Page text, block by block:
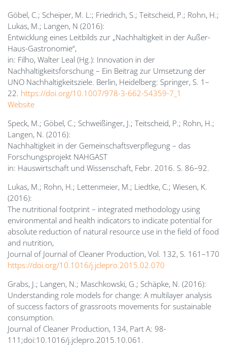
Göbel, C.; Scheiper, M. L:; Friedrich, S.; Teitscheid, P.; Rohn, H.;
Lukas, M.; Langen, N (2016):
Entwicklung eines Leitbilds zur „Nachhaltigkeit in der Außer-
Haus-Gastronomie“,
in: Filho, Walter Leal (Hg.): Innovation in der
Nachhaltigkeitsforschung – Ein Beitrag zur Umsetzung der
UNO Nachhaltigkeitsziele. Berlin, Heidelberg: Springer, S. 1–
22. https://doi.org/10.1007/978-3-662-54359-7_1
Website
Speck, M.; Göbel, C.; Schweißinger, J.; Teitscheid, P.; Rohn, H.;
Langen, N. (2016):
Nachhaltigkeit in der Gemeinschaftsverpflegung – das
Forschungsprojekt NAHGAST
in: Hauswirtschaft und Wissenschaft, Febr. 2016. S. 86–92.
Lukas, M.; Rohn, H.; Lettenmeier, M.; Liedtke, C.; Wiesen, K.
(2016):
The nutritional footprint – integrated methodology using
environmental and health indicators to indicate potential for
absolute reduction of natural resource use in the field of food
and nutrition,
Journal of Journal of Cleaner Production, Vol. 132, S. 161–170
https://doi.org/10.1016/j.jclepro.2015.02.070
Grabs, J.; Langen, N.; Maschkowski, G.; Schäpke, N. (2016):
Understanding role models for change: A multilayer analysis
of success factors of grassroots movements for sustainable
consumption.
Journal of Cleaner Production, 134, Part A: 98-
111;doi:10.1016/j.jclepro.2015.10.061.